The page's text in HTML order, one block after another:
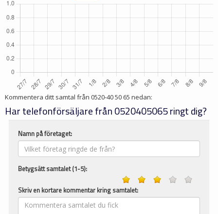
Kommentera ditt samtal från 0520-40 50 65 nedan:
Har telefonförsäljare från 0520405065 ringt dig?
Namn på företaget:
Betygsätt samtalet (1-5):
Skriv en kortare kommentar kring samtalet: